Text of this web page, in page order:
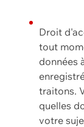
Droit
tout
données
traitons.
quelles
votre